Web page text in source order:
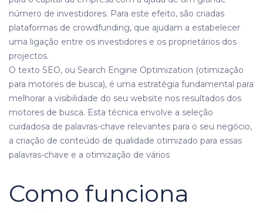
número de investidores. Para este efeito, são criadas
plataformas de crowdfunding, que ajudam a estabelecer
uma ligação entre os investidores e os proprietários dos
projectos.
O texto SEO, ou Search Engine Optimization (otimização
para motores de busca), é uma estratégia fundamental para
melhorar a visibilidade do seu website nos resultados dos
motores de busca. Esta técnica envolve a seleção
cuidadosa de palavras-chave relevantes para o seu negócio,
a criação de conteúdo de qualidade otimizado para essas
palavras-chave e a otimização de vários
Como funciona